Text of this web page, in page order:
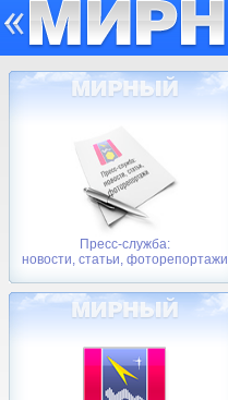
Пресс-служба:
новости, статьи, фоторепортажи